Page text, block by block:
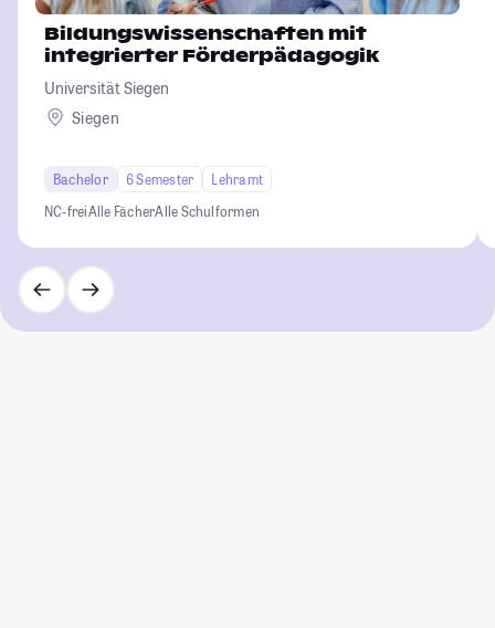
Bildungswissenschaften mit
integrierter Förderpädagogik
Universität Siegen
Siegen
Bachelor 6 Semester
Lehramt
NC-freiAlle FächerAlle Schulformen